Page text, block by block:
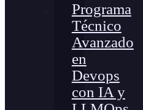
Programa
Técnico
Avanzado
en
Devops
con IA y